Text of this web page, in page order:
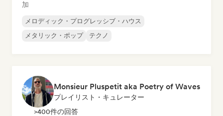
加
メロディック・プログレッシブ・ハウス
メタリック・ポップ
テクノ
Monsieur Pluspetit aka Poetry of Waves
プレイリスト・キュレーター
>400件の回答